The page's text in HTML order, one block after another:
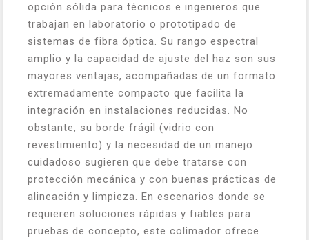
opción sólida para técnicos e ingenieros que
trabajan en laboratorio o prototipado de
sistemas de fibra óptica. Su rango espectral
amplio y la capacidad de ajuste del haz son sus
mayores ventajas, acompañadas de un formato
extremadamente compacto que facilita la
integración en instalaciones reducidas. No
obstante, su borde frágil (vidrio con
revestimiento) y la necesidad de un manejo
cuidadoso sugieren que debe tratarse con
protección mecánica y con buenas prácticas de
alineación y limpieza. En escenarios donde se
requieren soluciones rápidas y fiables para
pruebas de concepto, este colimador ofrece